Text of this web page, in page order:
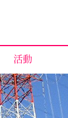
活動